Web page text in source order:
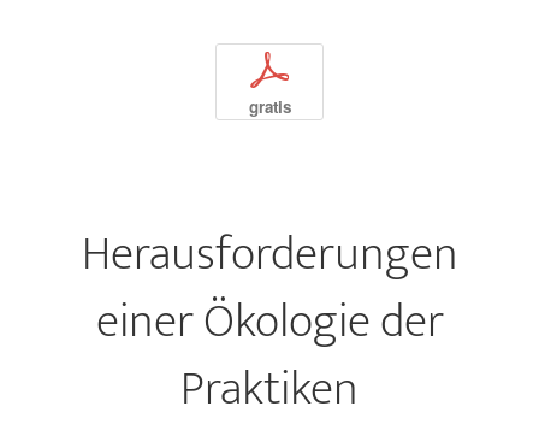
p
gratis
Herausforderungen
einer Ökologie der
Praktiken